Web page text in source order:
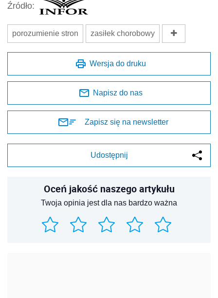
Źródło:
porozumienie stron zasiłek chorobowy
Wersja do druku
Napisz do nas
Zapisz się na newsletter
Udostępnij
Oceń jakość naszego artykułu
Twoja opinia jest dla nas bardzo ważna